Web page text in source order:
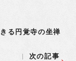
る円覚寺の坐禅
次の記事